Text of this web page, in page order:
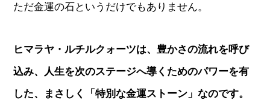
ただ金運の石というだけでもありません。
ヒマラヤ・ルチルクォーツは、豊かさの流れを呼び
込み、人生を次のステージへ導くためのパワーを有
した、まさしく「特別な金運ストーン」なのです。